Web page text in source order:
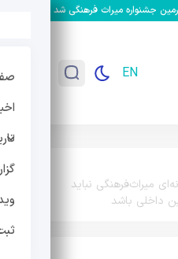
میراث فرهنگی شد
EN
میراث‌فرهنگی نباید
داخلی باشد